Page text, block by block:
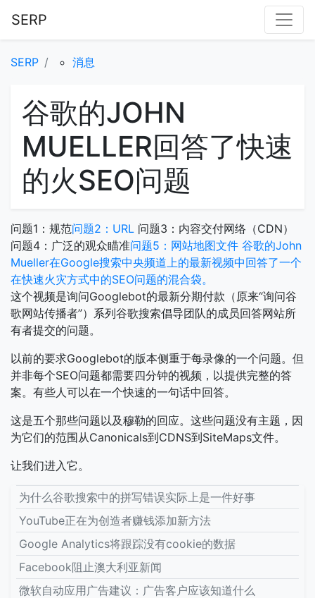
SERP
SERP 消息
谷歌的JOHN
MUELLER回答了快速
的火SEO问题
问题1：规范问题2：URL 问题3：内容交付网络（CDN）
问题4：广泛的观众瞄准问题5：网站地图文件 谷歌的John
Mueller在Google搜索中央频道上的最新视频中回答了一个
在快速火灾方式中的SEO问题的混合袋。
这个视频是询问Googlebot的最新分期付款（原来“询问谷
歌网站传播者”）系列谷歌搜索倡导团队的成员回答网站所
有者提交的问题。
以前的要求Googlebot的版本侧重于每录像的一个问题。但
并非每个SEO问题都需要四分钟的视频，以提供完整的答
案。有些人可以在一个快速的一句话中回答。
这是五个那些问题以及穆勒的回应。这些问题没有主题，因
为它们的范围从Canonicals到CDNS到SiteMaps文件。
让我们进入它。
为什么谷歌搜索中的拼写错误实际上是一件好事
YouTube正在为创造者赚钱添加新方法
Google Analytics将跟踪没有cookie的数据
Facebook阻止澳大利亚新闻
微软自动应用广告建议：广告客户应该知道什么